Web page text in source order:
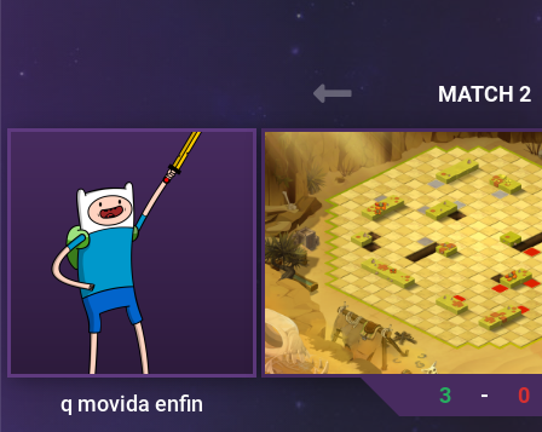
MATCH 2
q movida enfin 3 - 0